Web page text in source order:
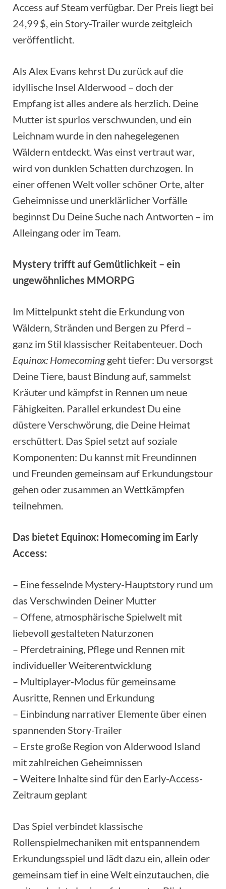
Access auf Steam verfügbar. Der Preis liegt bei
24,99 $, ein Story-Trailer wurde zeitgleich
veröffentlicht.
Als Alex Evans kehrst Du zurück auf die
idyllische Insel Alderwood – doch der
Empfang ist alles andere als herzlich. Deine
Mutter ist spurlos verschwunden, und ein
Leichnam wurde in den nahegelegenen
Wäldern entdeckt. Was einst vertraut war,
wird von dunklen Schatten durchzogen. In
einer offenen Welt voller schöner Orte, alter
Geheimnisse und unerklärlicher Vorfälle
beginnst Du Deine Suche nach Antworten – im
Alleingang oder im Team.
Mystery trifft auf Gemütlichkeit – ein
ungewöhnliches MMORPG
Im Mittelpunkt steht die Erkundung von
Wäldern, Stränden und Bergen zu Pferd –
ganz im Stil klassischer Reitabenteuer. Doch
Equinox: Homecominggeht tiefer: Du versorgst
Deine Tiere, baust Bindung auf, sammelst
Kräuter und kämpfst in Rennen um neue
Fähigkeiten. Parallel erkundest Du eine
düstere Verschwörung, die Deine Heimat
erschüttert. Das Spiel setzt auf soziale
Komponenten: Du kannst mit Freundinnen
und Freunden gemeinsam auf Erkundungstour
gehen oder zusammen an Wettkämpfen
teilnehmen.
Das bietet Equinox: Homecoming im Early
Access:
– Eine fesselnde Mystery-Hauptstory rund um
das Verschwinden Deiner Mutter
– Offene, atmosphärische Spielwelt mit
liebevoll gestalteten Naturzonen
– Pferdetraining, Pflege und Rennen mit
individueller Weiterentwicklung
– Multiplayer-Modus für gemeinsame
Ausritte, Rennen und Erkundung
– Einbindung narrativer Elemente über einen
spannenden Story-Trailer
– Erste große Region von Alderwood Island
mit zahlreichen Geheimnissen
– Weitere Inhalte sind für den Early-Access-
Zeitraum geplant
Das Spiel verbindet klassische
Rollenspielmechaniken mit entspannendem
Erkundungsspiel und lädt dazu ein, allein oder
gemeinsam tief in eine Welt einzutauchen, die